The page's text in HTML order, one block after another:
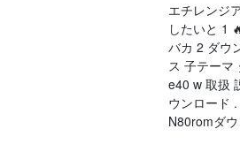
エチレンジ
したいと 1
バカ 2 ダウ
ス 子テーマ
e40 w 取扱
ウンロード
N80romダ